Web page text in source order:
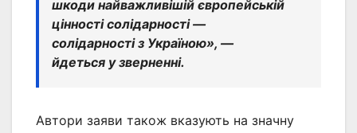
шкоди найважливішій європейській
цінності солідарності —
солідарності з Україною», —
йдеться у зверненні.
Автори заяви також вказують на значну